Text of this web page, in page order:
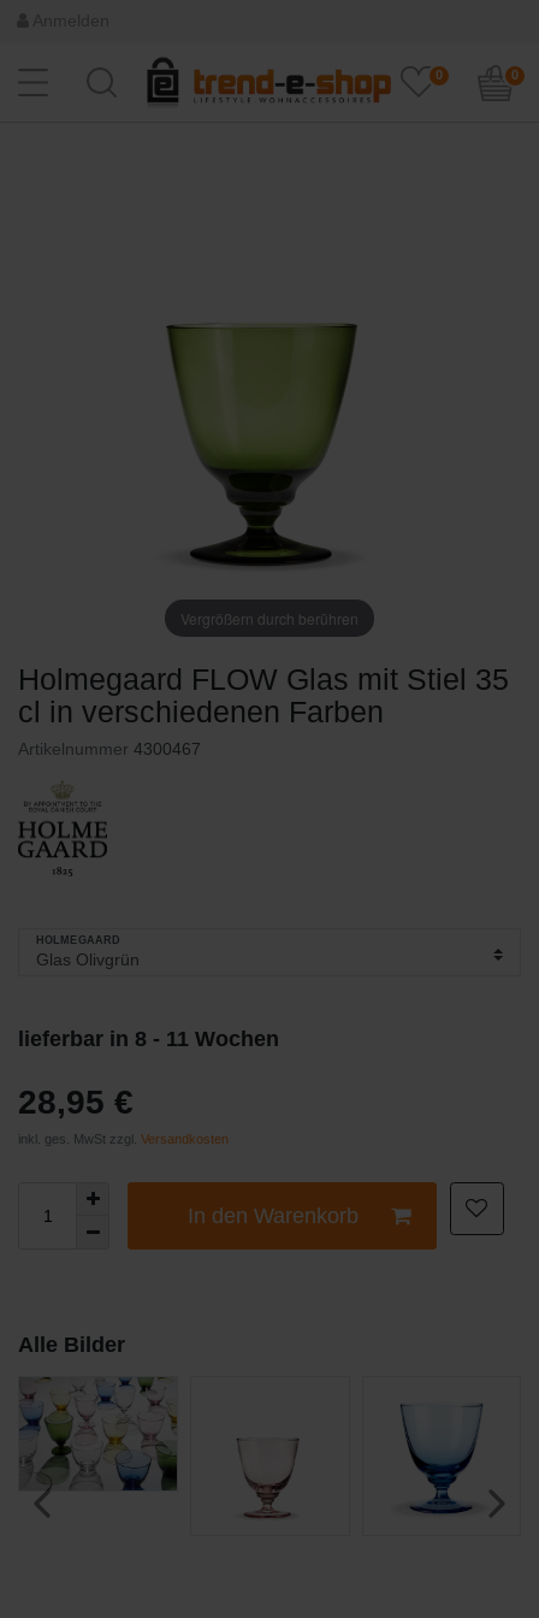
0 0
Vergrößern durch berühren
Holmegaard FLOW Glas mit Stiel 35
cl in verschiedenen Farben
Artikelnummer 4300467
HOLMEGAARD
lieferbar in 8 - 11 Wochen
28,95 €
inkl. ges. MwSt zzgl. Versandkosten
In den Warenkorb
Alle Bilder